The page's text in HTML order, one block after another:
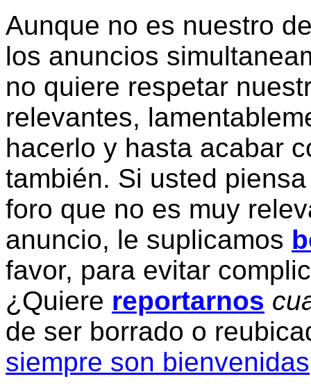
Aunque no es nuestro
los anuncios
no quiere respetar
relevantes,
hacerlo y hasta acabar
también. Si usted
foro que no es muy
anuncio, le suplicamos
favor, para evitar
¿Quiere reportarnos
de ser borrado o
siempre son bienvenidas